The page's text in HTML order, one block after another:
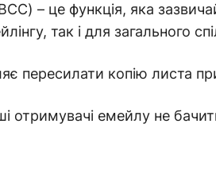
– це функція, яка
так і для загального
пересилати копію листа
отримувачі емейлу не